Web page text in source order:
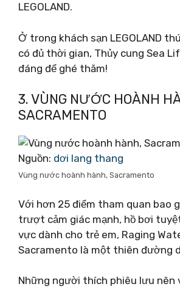
LEGOLAND.
Ở trong khách sạn LEGOLAND
có đủ thời gian, Thủy cung Sea
đáng để ghé thăm!
3. VÙNG NƯỚC HOÀNH
SACRAMENTO
Nguồn: dơi lang thang
Vùng nước hoành hành, Sacramento
Với hơn 25 điểm tham quan bao
trượt cảm giác mạnh, hồ bơi
vực dành cho trẻ em, Raging
Sacramento là một thiên đường
Những người thích phiêu lưu nên